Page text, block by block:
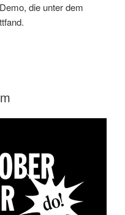
die unter dem